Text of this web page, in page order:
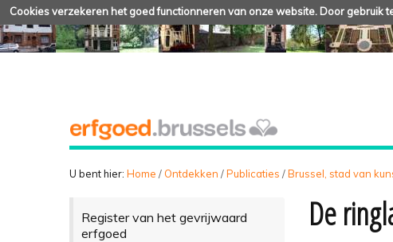
Cookies verzekeren het goed functionneren van onze website. Door gebruik
U bent hier: Home / Ontdekken /Publicaties /Brussel, stad van
Register van het gevrijwaard
erfgoed
De